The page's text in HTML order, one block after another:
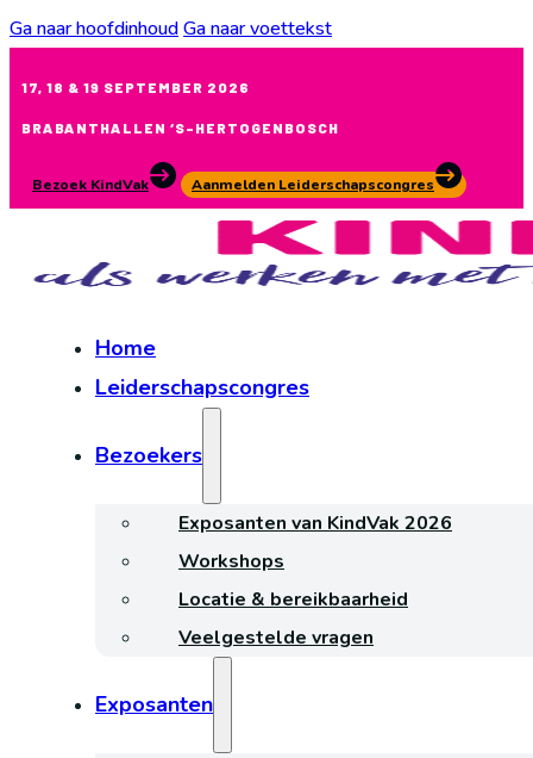
Ga naar hoofdinhoudGa naar voettekst
17, 18 & 19 SEPTEMBER 2026
BRABANTHALLEN ‘S-HERTOGENBOSCH
Bezoek KindVak Aanmelden Leiderschapscongres
Home
Leiderschapscongres
Bezoekers
Exposanten van KindVak 2026
Workshops
Locatie & bereikbaarheid
Veelgestelde vragen
Exposanten